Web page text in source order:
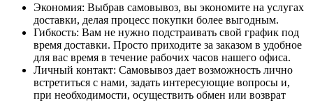
Экономия: Выбрав самовывоз, вы экономите на услугах
доставки, делая процесс покупки более выгодным.
Гибкость: Вам не нужно подстраивать свой график под
время доставки. Просто приходите за заказом в удобное
для вас время в течение рабочих часов нашего офиса.
Личный контакт: Самовывоз дает возможность лично
встретиться с нами, задать интересующие вопросы и,
при необходимости, осуществить обмен или возврат